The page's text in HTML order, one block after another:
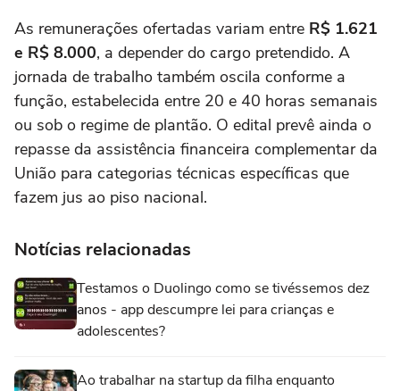
As remunerações ofertadas variam entre R$ 1.621
e R$ 8.000, a depender do cargo pretendido. A
jornada de trabalho também oscila conforme a
função, estabelecida entre 20 e 40 horas semanais
ou sob o regime de plantão. O edital prevê ainda o
repasse da assistência financeira complementar da
União para categorias técnicas específicas que
fazem jus ao piso nacional.
Notícias relacionadas
Testamos o Duolingo como se tivéssemos dez
anos - app descumpre lei para crianças e
adolescentes?
Ao trabalhar na startup da filha enquanto